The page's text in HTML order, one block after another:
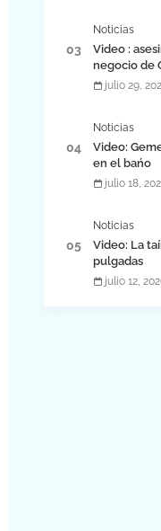
Noticias
Video :
negocio de
julio 29,
Noticias
Video:
en el bańo
julio 18,
Noticias
Video: La
pulgadas
julio 12,